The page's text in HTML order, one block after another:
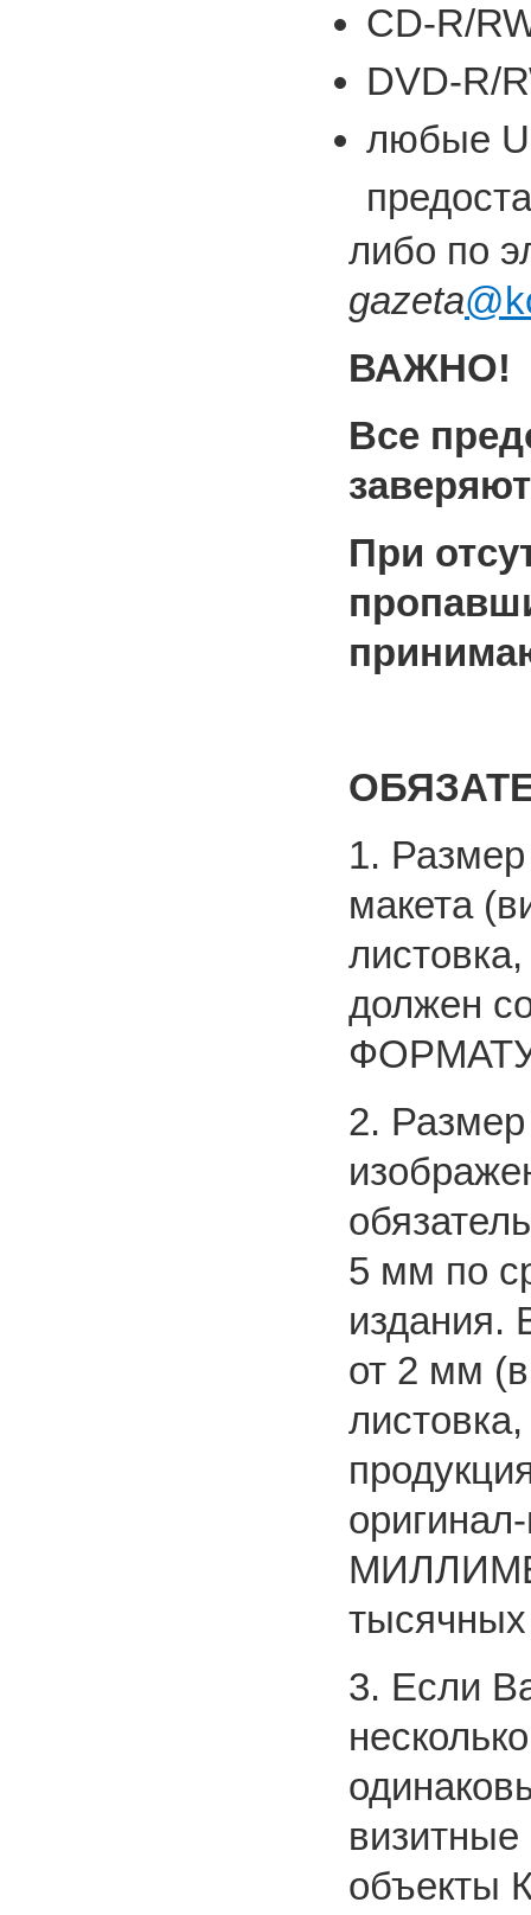
CD-R/
DVD-R/
любые
либо по
gazeta
ВАЖНО!
Все
При
1.
макета
должен
ФОРМАТУ
2. Размер
5 мм по
издания.
от 2 мм
3. Если
визитные